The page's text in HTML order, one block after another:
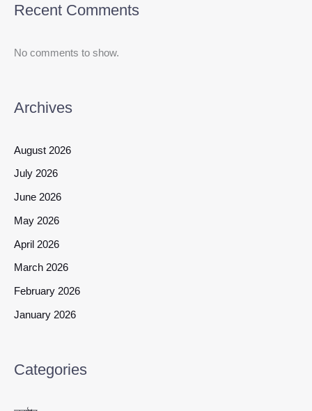
Recent Comments
No comments to show.
Archives
August 2026
July 2026
June 2026
May 2026
April 2026
March 2026
February 2026
January 2026
Categories